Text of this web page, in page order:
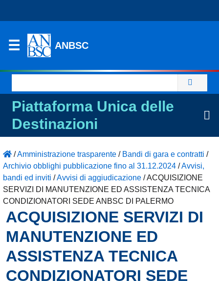
ANBSC
per:
Piattaforma Unica delle
Destinazioni
/Amministrazione trasparente / Bandi di gara e contratti /
Archivio obblighi pubblicazione fino al 31.12.2024 /Avvisi,
bandi ed inviti /Avvisi di aggiudicazione /ACQUISIZIONE
SERVIZI DI MANUTENZIONE ED ASSISTENZA TECNICA
CONDIZIONATORI SEDE ANBSC DI PALERMO
ACQUISIZIONE SERVIZI DI
MANUTENZIONE ED
ASSISTENZA TECNICA
CONDIZIONATORI SEDE